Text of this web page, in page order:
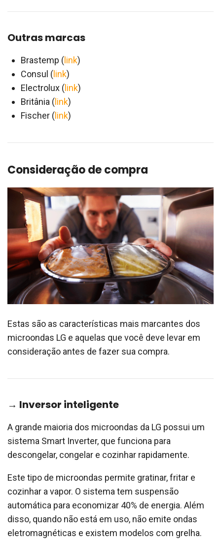
Outras marcas
Brastemp ( link)
Consul ( link)
Electrolux ( link)
Britânia ( link)
Fischer ( link)
Consideração de compra
Estas são as características mais marcantes dos
microondas LG e aquelas que você deve levar em
consideração antes de fazer sua compra.
→ Inversor inteligente
A grande maioria dos microondas da LG possui um
sistema Smart Inverter, que funciona para
descongelar, congelar e cozinhar rapidamente.
Este tipo de microondas permite gratinar, fritar e
cozinhar a vapor. O sistema tem suspensão
automática para economizar 40% de energia. Além
disso, quando não está em uso, não emite ondas
eletromagnéticas e existem modelos com grelha.